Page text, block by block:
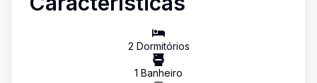
2 Dormitórios
1 Banheiro